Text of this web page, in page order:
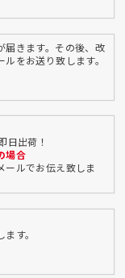
届きます。その後、改
をお送り致します。
日出荷！
場合
ールでお伝え致しま
す。